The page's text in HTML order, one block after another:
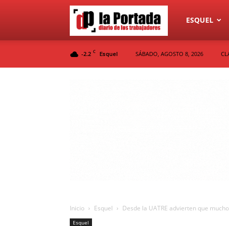
Diario
ESQUEL
-2.2 C Esquel SÁBADO, AGOSTO 8, 2026
Inicio Esquel Desde la UATRE advierten que
Esquel